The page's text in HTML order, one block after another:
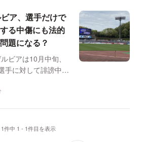
ア、選手だけで
る中傷にも法的
題になる？
ビアは10月中旬、
手に対して誹謗中傷
1件中 1 - 1件目を表示